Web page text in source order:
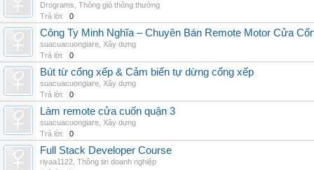
Drograms Thông gió thông thường
Trả lời:
0
Công Ty Minh Nghĩa – Chuyên Bán Remote Motor Cửa
suacuacuongiare Xây dựng
Trả lời:
0
Bút từ cổng xếp & Cảm biến tự dừng cổng xếp
suacuacuongiare Xây dựng
Trả lời:
0
Làm remote cửa cuốn quận 3
suacuacuongiare Xây dựng
Trả lời:
0
Full Stack Developer Course
riyaa1122 Thông tin doanh nghiệp